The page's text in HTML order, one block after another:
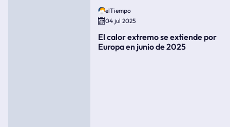
elTiempo
04 jul 2025
El calor extremo se extiende por
Europa en junio de 2025